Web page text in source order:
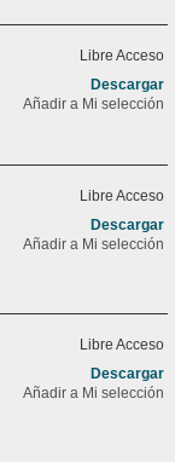
Libre Acceso
Descargar
Añadir a Mi selección
Libre Acceso
Descargar
Añadir a Mi selección
Libre Acceso
Descargar
Añadir a Mi selección